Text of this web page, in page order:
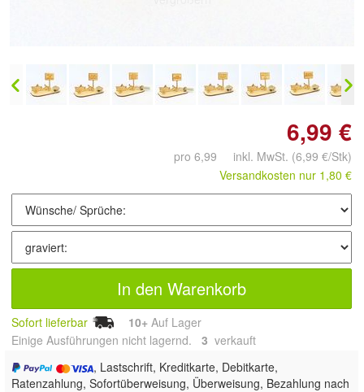
6,99 €
pro 6,99 inkl. MwSt. (6,99 €/Stk)
Versandkosten nur 1,80 €
In den Warenkorb
Sofort lieferbar 10+ Auf Lager
Einige Ausführungen nicht lagernd. 3 verkauft
, Lastschrift, Kreditkarte, Debitkarte,
Ratenzahlung, Sofortüberweisung, Überweisung, Bezahlung nach